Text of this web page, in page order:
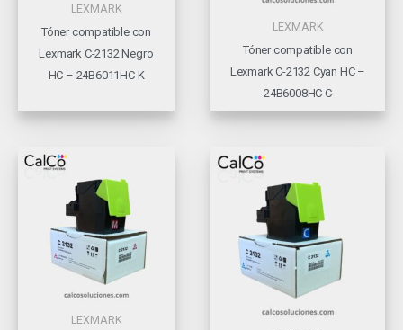
LEXMARK
Tóner compatible con
Lexmark C-2132 Negro
HC – 24B6011HC K
LEXMARK
Tóner compatible con
Lexmark C-2132 Cyan HC –
24B6008HC C
LEXMARK